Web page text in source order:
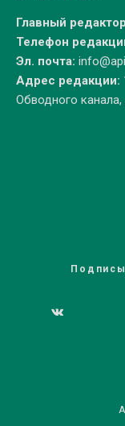
Главный
Телефон
Эл. почта:
Адрес редакции:
Обводного